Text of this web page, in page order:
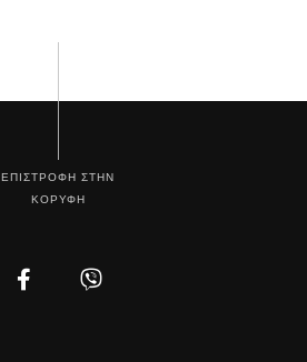
ΕΠΙΣΤΡΟΦΗ ΣΤΗΝ
ΚΟΡΥΦΗ